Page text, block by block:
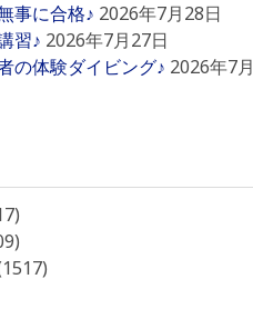
事に合格♪ 2026年7月28日
習♪ 2026年7月27日
の体験ダイビング♪ 2026年7月